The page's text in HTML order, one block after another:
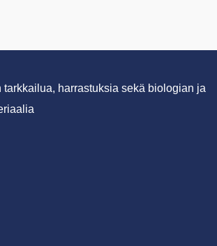
tarkkailua, harrastuksia sekä biologian ja